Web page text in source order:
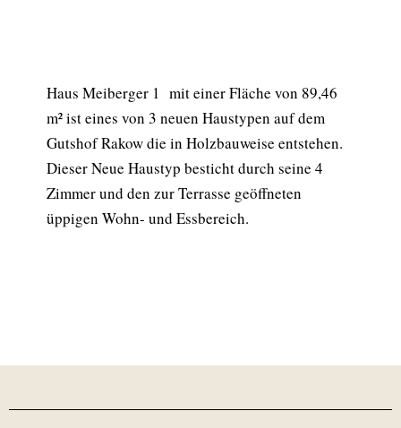
Haus Meiberger 1 mit einer Fläche von 89,46
m² ist eines von 3 neuen Haustypen auf dem
Gutshof Rakow die in Holzbauweise entstehen.
Dieser Neue Haustyp besticht durch seine 4
Zimmer und den zur Terrasse geöffneten
üppigen Wohn- und Essbereich.